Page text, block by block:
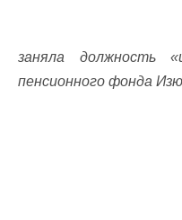
заняла должность
пенсионного фонда